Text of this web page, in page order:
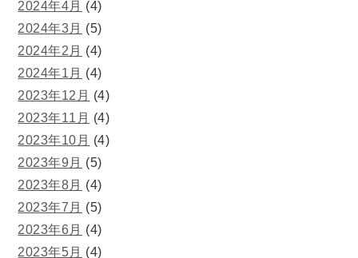
2024年4月 (4)
2024年3月 (5)
2024年2月 (4)
2024年1月 (4)
2023年12月 (4)
2023年11月 (4)
2023年10月 (4)
2023年9月 (5)
2023年8月 (4)
2023年7月 (5)
2023年6月 (4)
2023年5月 (4)